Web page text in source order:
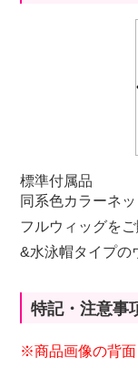
標準付属品
同系色カラーネッ
フルウィッグを
&水泳帽タイプの
特記・注意事
※商品画像の背